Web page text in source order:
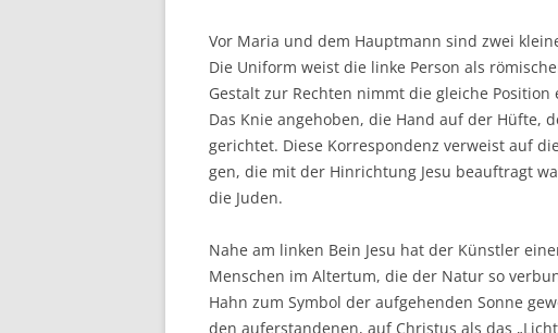
Vor Maria und dem Haupt­mann sind zwei
Die Uni­form weist die lin­ke Per­son als
Gestalt zur Rech­ten nimmt die glei­che Posi­ti­on
Das Knie ange­ho­ben, die Hand auf der Hüf­te,
gerich­tet. Die­se Kor­re­spon­denz ver­weist auf
gen, die mit der Hin­rich­tung Jesu beauf­tragt
die Juden.
Nahe am lin­ken Bein Jesu hat der Künst­ler
Men­schen im Alter­tum, die der Natur so
Hahn zum Sym­bol der auf­ge­hen­den Son­ne
den auf­er­stan­de­nen, auf Chris­tus als das